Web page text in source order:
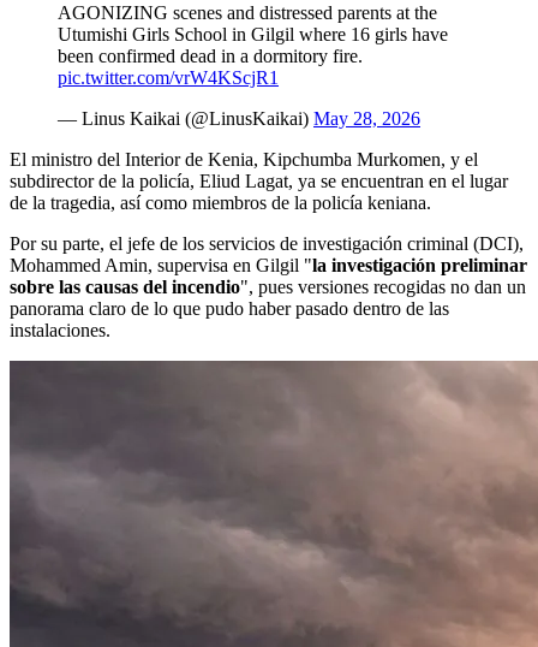
AGONIZING scenes and distressed parents at the
Utumishi Girls School in Gilgil where 16 girls have
been confirmed dead in a dormitory fire.
pic.twitter.com/vrW4KScjR1
— Linus Kaikai (@LinusKaikai) May 28, 2026
El ministro del Interior de Kenia, Kipchumba Murkomen, y el
subdirector de la policía, Eliud Lagat, ya se encuentran en el lugar
de la tragedia, así como miembros de la policía keniana.
Por su parte, el jefe de los servicios de investigación criminal (DCI),
Mohammed Amin, supervisa en Gilgil "la investigación preliminar
sobre las causas del incendio", pues versiones recogidas no dan un
panorama claro de lo que pudo haber pasado dentro de las
instalaciones.